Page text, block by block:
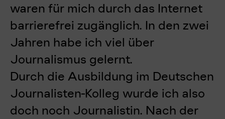
waren für mich durch das Internet
barrierefrei zugänglich. In den zwei
Jahren habe ich viel über
Journalismus gelernt.
Durch die Ausbildung im Deutschen
Journalisten-Kolleg wurde ich also
doch noch Journalistin. Nach der